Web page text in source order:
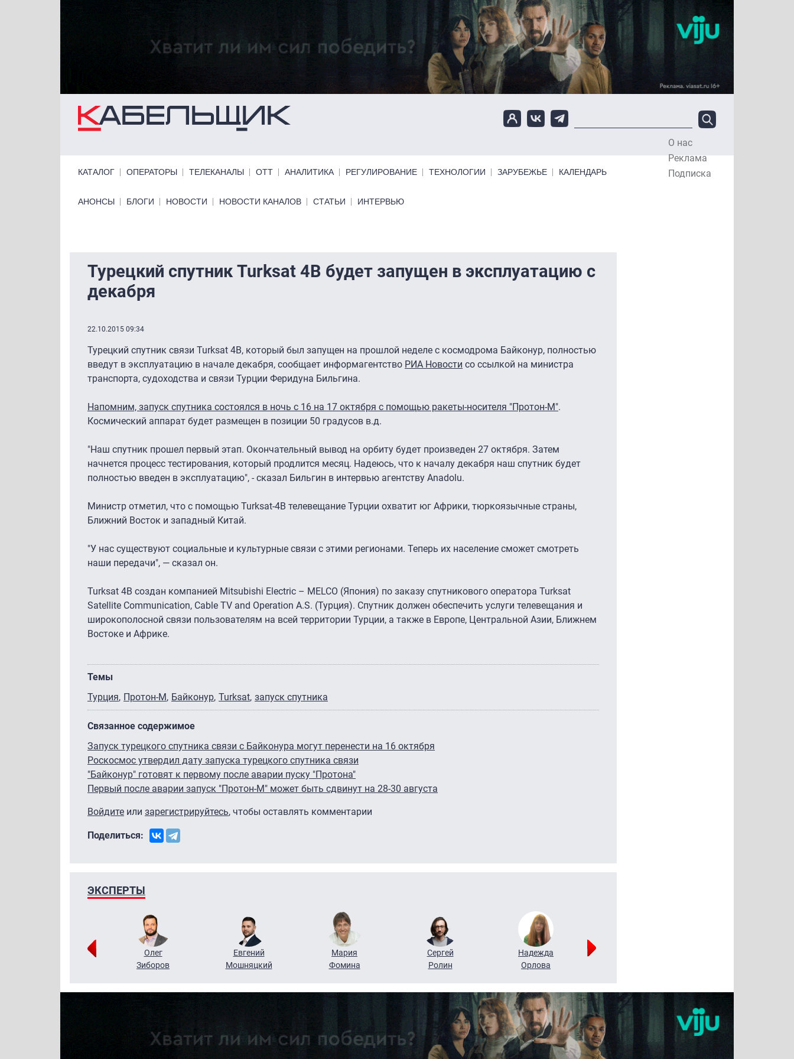
О нас
Реклама
Подписка
КАТАЛОГ ОПЕРАТОРЫ ТЕЛЕКАНАЛЫ ОТТ АНАЛИТИКА РЕГУЛИРОВАНИЕ ТЕХНОЛОГИИ ЗАРУБЕЖЬЕ КАЛЕНДАРЬ
Primary links bottom
АНОНСЫ БЛОГИ НОВОСТИ НОВОСТИ КАНАЛОВ СТАТЬИ ИНТЕРВЬЮ
Турецкий спутник Turksat 4B будет запущен в эксплуатацию с
декабря
22.10.2015 09:34
Турецкий спутник связи Turksat 4B, который был запущен на прошлой неделе с космодрома Байконур, полностью
введут в эксплуатацию в начале декабря, сообщает информагентство РИА Новости со ссылкой на министра
транспорта, судоходства и связи Турции Феридуна Бильгина.
Напомним, запуск спутника состоялся в ночь с 16 на 17 октября с помощью ракеты-носителя "Протон-М".
Космический аппарат будет размещен в позиции 50 градусов в.д.
"Наш спутник прошел первый этап. Окончательный вывод на орбиту будет произведен 27 октября. Затем
начнется процесс тестирования, который продлится месяц. Надеюсь, что к началу декабря наш спутник будет
полностью введен в эксплуатацию", - сказал Бильгин в интервью агентству Аnadolu.
Министр отметил, что с помощью Turksat-4B телевещание Турции охватит юг Африки, тюркоязычные страны,
Ближний Восток и западный Китай.
"У нас существуют социальные и культурные связи с этими регионами. Теперь их население сможет смотреть
наши передачи", — сказал он.
Turksat 4В создан компанией Mitsubishi Electric – МЕLCO (Япония) по заказу спутникового оператора Turksat
Satellite Communication, Cable TV and Operation A.S. (Турция). Спутник должен обеспечить услуги телевещания и
широкополосной связи пользователям на всей территории Турции, а также в Европе, Центральной Азии, Ближнем
Востоке и Африке.
Темы
Турция Протон-М Байконур Turksat запуск спутника
Связанное содержимое
Запуск турецкого спутника связи с Байконура могут перенести на 16 октября
Роскосмос утвердил дату запуска турецкого спутника связи
"Байконур" готовят к первому после аварии пуску "Протона"
Первый после аварии запуск "Протон-М" может быть сдвинут на 28-30 августа
Войдите или зарегистрируйтесь, чтобы оставлять комментарии
Поделиться:
ЭКСПЕРТЫ
Олег
Зиборов
Евгений
Мошняцкий
Мария
Фомина
Сергей
Ролин
Надежда
Орлова